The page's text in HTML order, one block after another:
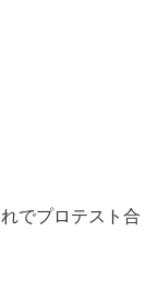
でプロテスト合